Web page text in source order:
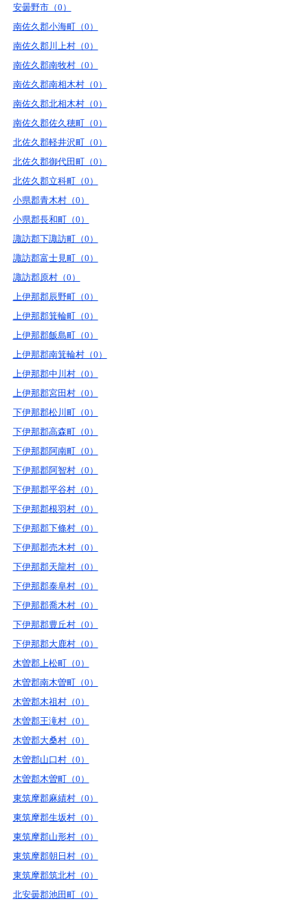
安曇野市（0）
南佐久郡小海町（0）
南佐久郡川上村（0）
南佐久郡南牧村（0）
南佐久郡南相木村（0）
南佐久郡北相木村（0）
南佐久郡佐久穂町（0）
北佐久郡軽井沢町（0）
北佐久郡御代田町（0）
北佐久郡立科町（0）
小県郡青木村（0）
小県郡長和町（0）
諏訪郡下諏訪町（0）
諏訪郡富士見町（0）
諏訪郡原村（0）
上伊那郡辰野町（0）
上伊那郡箕輪町（0）
上伊那郡飯島町（0）
上伊那郡南箕輪村（0）
上伊那郡中川村（0）
上伊那郡宮田村（0）
下伊那郡松川町（0）
下伊那郡高森町（0）
下伊那郡阿南町（0）
下伊那郡阿智村（0）
下伊那郡平谷村（0）
下伊那郡根羽村（0）
下伊那郡下條村（0）
下伊那郡売木村（0）
下伊那郡天龍村（0）
下伊那郡泰阜村（0）
下伊那郡喬木村（0）
下伊那郡豊丘村（0）
下伊那郡大鹿村（0）
木曽郡上松町（0）
木曽郡南木曽町（0）
木曽郡木祖村（0）
木曽郡王滝村（0）
木曽郡大桑村（0）
木曽郡山口村（0）
木曽郡木曽町（0）
東筑摩郡麻績村（0）
東筑摩郡生坂村（0）
東筑摩郡山形村（0）
東筑摩郡朝日村（0）
東筑摩郡筑北村（0）
北安曇郡池田町（0）